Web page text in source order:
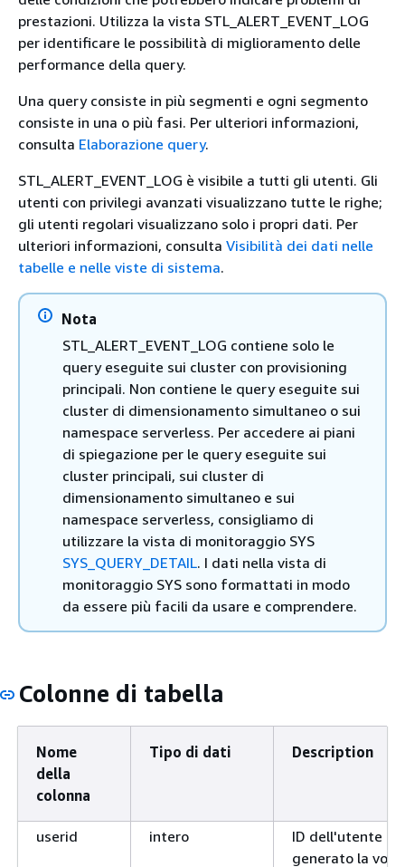
prestazioni. Utilizza la vista STL_ALERT_EVENT_LOG
per identificare le possibilità di miglioramento delle
performance della query.
Una query consiste in più segmenti e ogni segmento
consiste in una o più fasi. Per ulteriori informazioni,
consulta Elaborazione query.
STL_ALERT_EVENT_LOG è visibile a tutti gli utenti. Gli
utenti con privilegi avanzati visualizzano tutte le righe;
gli utenti regolari visualizzano solo i propri dati. Per
ulteriori informazioni, consulta Visibilità dei dati nelle
tabelle e nelle viste di sistema.
Nota
STL_ALERT_EVENT_LOG contiene solo le
query eseguite sui cluster con provisioning
principali. Non contiene le query eseguite sui
cluster di dimensionamento simultaneo o sui
namespace serverless. Per accedere ai piani
di spiegazione per le query eseguite sui
cluster principali, sui cluster di
dimensionamento simultaneo e sui
namespace serverless, consigliamo di
utilizzare la vista di monitoraggio SYS
SYS_QUERY_DETAIL. I dati nella vista di
monitoraggio SYS sono formattati in modo
da essere più facili da usare e comprendere.
Colonne di tabella
Nome
della
colonna
Tipo di dati Description
userid intero
ID dell'utente
generato la